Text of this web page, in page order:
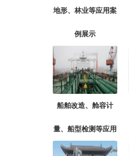
地形、林业等应用案
例展示
船舶改造、舱容计
量、船型检测等应用